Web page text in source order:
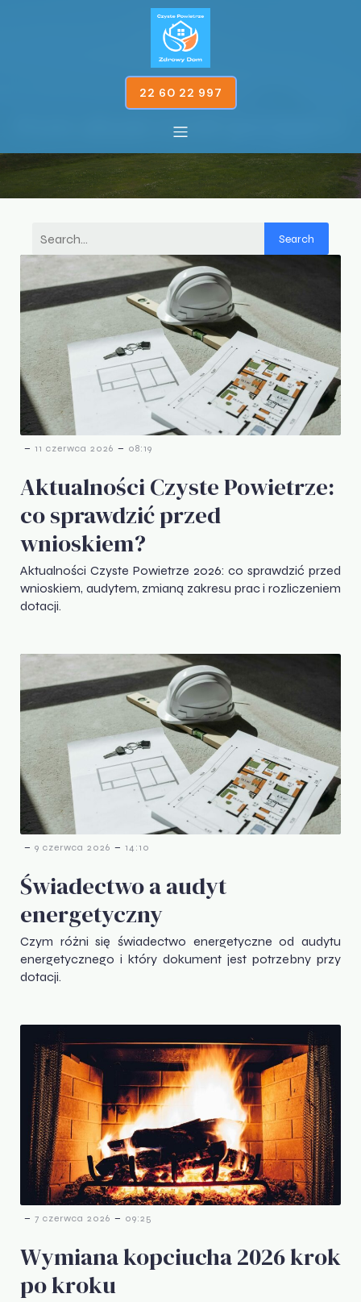
22 60 22 997
Posts about czyste powietrze
Search
- 11 czerwca 2026 - 08:19
Aktualności Czyste Powietrze:
co sprawdzić przed
wnioskiem?
Aktualności Czyste Powietrze 2026: co sprawdzić przed
wnioskiem, audytem, zmianą zakresu prac i rozliczeniem
dotacji.
- 9 czerwca 2026 - 14:10
Świadectwo a audyt
energetyczny
Czym różni się świadectwo energetyczne od audytu
energetycznego i który dokument jest potrzebny przy
dotacji.
- 7 czerwca 2026 - 09:25
Wymiana kopciucha 2026 krok
po kroku